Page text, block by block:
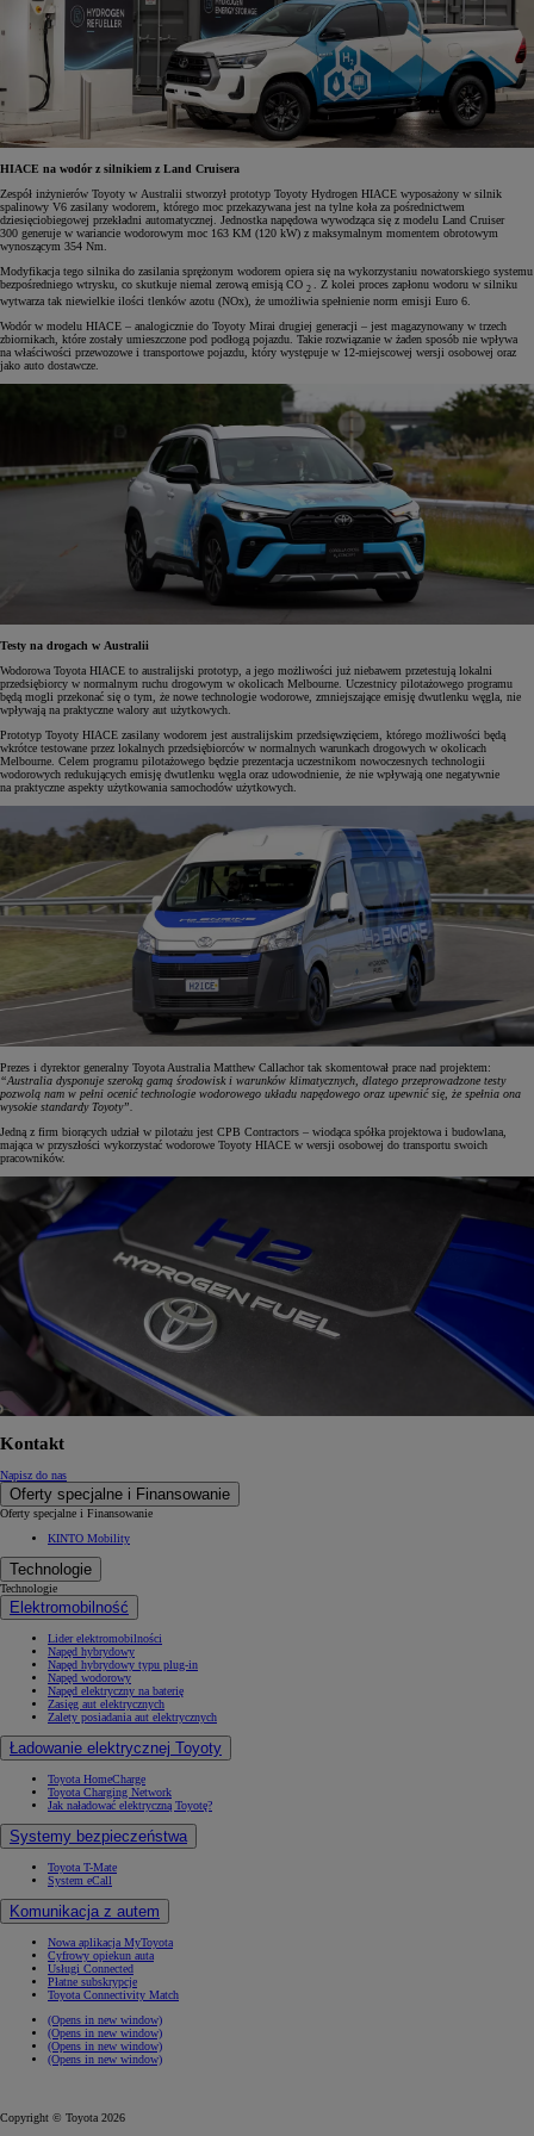
HIACE na wodór z silnikiem z Land Cruisera
Zespół inżynierów Toyoty w Australii stworzył prototyp Toyoty Hydrogen HIACE wyposażony w silnik
spalinowy V6 zasilany wodorem, którego moc przekazywana jest na tylne koła za pośrednictwem
dziesięciobiegowej przekładni automatycznej. Jednostka napędowa wywodząca się z modelu Land Cruiser
300 generuje w wariancie wodorowym moc 163 KM (120 kW) z maksymalnym momentem obrotowym
wynoszącym 354 Nm.
Modyfikacja tego silnika do zasilania sprężonym wodorem opiera się na wykorzystaniu nowatorskiego systemu
bezpośredniego wtrysku, co skutkuje niemal zerową emisją CO 2 . Z kolei proces zapłonu wodoru w silniku
wytwarza tak niewielkie ilości tlenków azotu (NOx), że umożliwia spełnienie norm emisji Euro 6.
Wodór w modelu HIACE – analogicznie do Toyoty Mirai drugiej generacji – jest magazynowany w trzech
zbiornikach, które zostały umieszczone pod podłogą pojazdu. Takie rozwiązanie w żaden sposób nie wpływa
na właściwości przewozowe i transportowe pojazdu, który występuje w 12-miejscowej wersji osobowej oraz
jako auto dostawcze.
Testy na drogach w Australii
Wodorowa Toyota HIACE to australijski prototyp, a jego możliwości już niebawem przetestują lokalni
przedsiębiorcy w normalnym ruchu drogowym w okolicach Melbourne. Uczestnicy pilotażowego programu
będą mogli przekonać się o tym, że nowe technologie wodorowe, zmniejszające emisję dwutlenku węgla, nie
wpływają na praktyczne walory aut użytkowych.
Prototyp Toyoty HIACE zasilany wodorem jest australijskim przedsięwzięciem, którego możliwości będą
wkrótce testowane przez lokalnych przedsiębiorców w normalnych warunkach drogowych w okolicach
Melbourne. Celem programu pilotażowego będzie prezentacja uczestnikom nowoczesnych technologii
wodorowych redukujących emisję dwutlenku węgla oraz udowodnienie, że nie wpływają one negatywnie
na praktyczne aspekty użytkowania samochodów użytkowych.
Prezes i dyrektor generalny Toyota Australia Matthew Callachor tak skomentował prace nad projektem:
“Australia dysponuje szeroką gamą środowisk i warunków klimatycznych, dlatego przeprowadzone testy
pozwolą nam w pełni ocenić technologie wodorowego układu napędowego oraz upewnić się, że spełnia ona
wysokie standardy Toyoty”.
Jedną z firm biorących udział w pilotażu jest CPB Contractors – wiodąca spółka projektowa i budowlana,
mająca w przyszłości wykorzystać wodorowe Toyoty HIACE w wersji osobowej do transportu swoich
pracowników.
Kontakt
Napisz do nas
Oferty specjalne i Finansowanie
Oferty specjalne i Finansowanie
KINTO Mobility
Technologie
Technologie
Elektromobilność
Lider elektromobilności
Napęd hybrydowy
Napęd hybrydowy typu plug-in
Napęd wodorowy
Napęd elektryczny na baterię
Zasięg aut elektrycznych
Zalety posiadania aut elektrycznych
Ładowanie elektrycznej Toyoty
Toyota HomeCharge
Toyota Charging Network
Jak naładować elektryczną Toyotę?
Systemy bezpieczeństwa
Toyota T-Mate
System eCall
Komunikacja z autem
Nowa aplikacja MyToyota
Cyfrowy opiekun auta
Usługi Connected
Płatne subskrypcje
Toyota Connectivity Match
(Opens in new window)
(Opens in new window)
(Opens in new window)
(Opens in new window)
Copyright © Toyota 2026